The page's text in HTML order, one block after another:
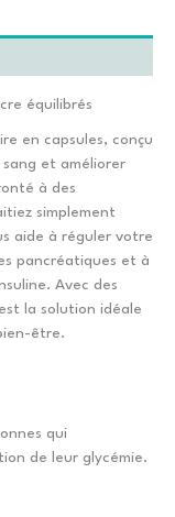
équilibrés
en capsules, conçu
et améliorer
à des
simplement
aide à réguler votre
pancréatiques et à
Avec des
la solution idéale
être.
qui
de leur glycémie.